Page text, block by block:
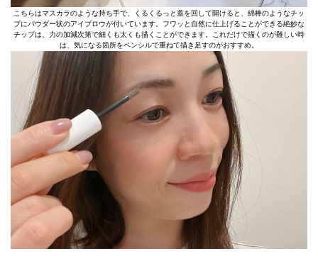
こちらはマスカラのような持ち手で、くるくるっと蓋を回して開けると、綿棒のようなチッ
プにパウダー状のアイブロウが付いています。フワッと自然に仕上げることができる絶妙な
チップは、力の加減次第で細くも太くも描くことができます。これだけで描くのが難しい時
は、気になる箇所をペンシルで重ねて描き足すのがおすすめ。